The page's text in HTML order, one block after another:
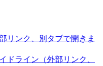
部リンク、別タブで開きま
ドライン （外部リンク、